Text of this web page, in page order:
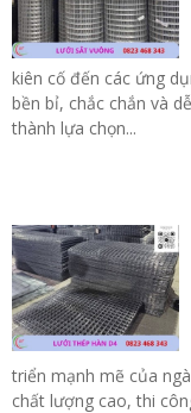
kiên cố đến các ứng
bền bỉ, chắc chắn và
thành lựa chọn...
triển mạnh mẽ của
chất lượng cao, thi